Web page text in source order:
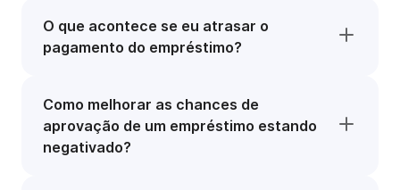
O que acontece se eu atrasar o
pagamento do empréstimo?
Como melhorar as chances de
aprovação de um empréstimo estando
negativado?